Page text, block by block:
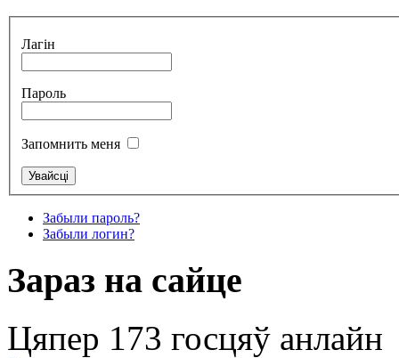
Лагін
Пароль
Запомнить меня
Забыли пароль?
Забыли логин?
Зараз на сайце
Цяпер 173 госцяў анлайн